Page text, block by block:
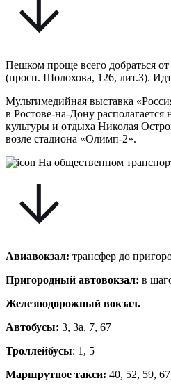
Пешком проще всего добраться
(просп. Шолохова, 126, лит.З).
Мультимедийная выставка
в Ростове-на-Дону располагается
культуры и отдыха Николая
возле стадиона «Олимп-2».
На общественном
Авиавокзал: трансфер до
Пригородный автовокзал: в
Железнодорожный вокзал.
Автобусы: 3, 3а, 7, 67
Троллейбусы: 1, 5
Маршрутное такси: 40, 52, 59,